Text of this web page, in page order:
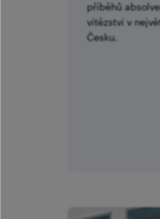
příběhů
vítězství v
Česku.